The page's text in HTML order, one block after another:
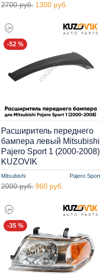
2700 руб. 1300 руб.
-52 %
Mitsubishi Pajero Sport
Расширитель переднего
бампера левый Mitsubishi
Pajero Sport 1 (2000-2008)
KUZOVIK
2000 руб. 960 руб.
-35 %